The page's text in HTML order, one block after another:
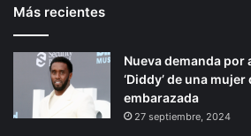
Más recientes
Nueva demanda
‘Diddy’ de una
embarazada
27 septiembre, 2024